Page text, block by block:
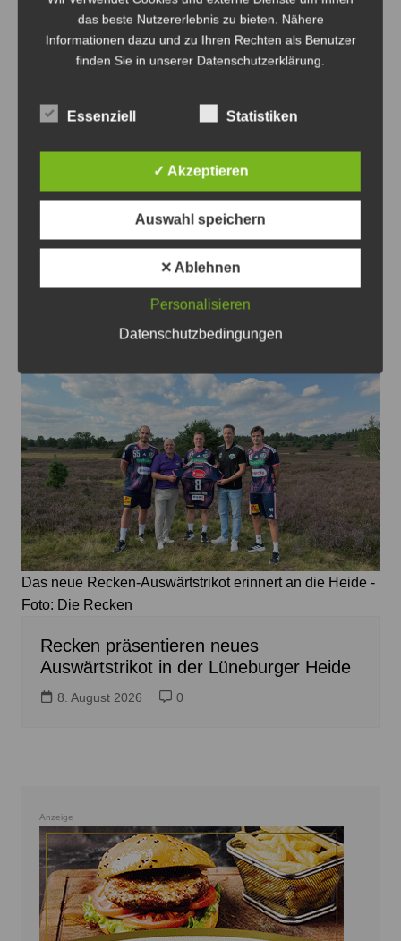
Straßenbahnverkehr - Foto: Antonius Georg
Oldtimertag im Straßenbahn-Museum
2026
Das neue Recken-Auswärtstrikot erinnert an die Heide -
Foto: Die Recken
Recken präsentieren neues
Auswärtstrikot in der Lüneburger Heide
8. August 2026 0
Anzeige
das beste Nutzererlebnis zu bieten. Nähere
Informationen dazu und zu Ihren Rechten als Benutzer
finden Sie in unserer Datenschutzerklärung.
Essenziell Statistiken
✓ Akzeptieren
Auswahl speichern
✕ Ablehnen
Personalisieren
Datenschutzbedingungen